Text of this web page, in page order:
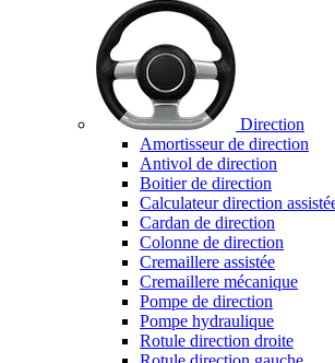
Direction
Amortisseur de direction
Antivol de direction
Boitier de direction
Calculateur direction
Cardan de direction
Colonne de direction
Cremaillere assistée
Cremaillere mécanique
Pompe de direction
Pompe hydraulique
Rotule direction droite